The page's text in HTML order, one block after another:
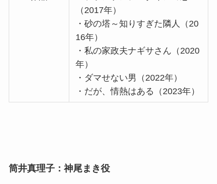
（2017年）
・砂の塔～知りすぎた隣人（20
16年）
・私の家政夫ナギサさん（2020
年）
・ダマせない男（2022年）
・だが、情熱はある（2023年）
筒井真理子：神尾まき役